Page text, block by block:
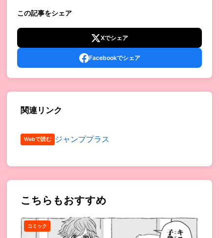
この記事をシェア
Xでシェア
Facebookでシェア
関連リンク
Webで読む ジャンププラス
こちらもおすすめ
コミック